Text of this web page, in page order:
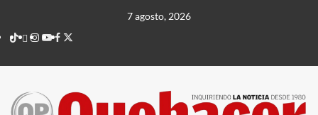
contenido
7 agosto, 2026
TikTok
threads
Instagram
Youtube
Facebook
X